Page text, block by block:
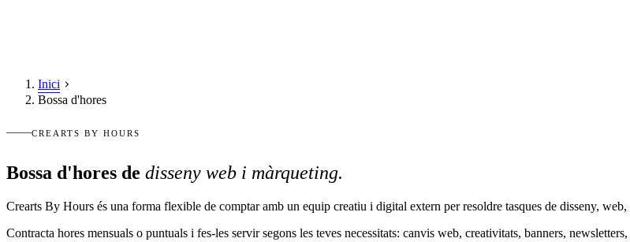
Inici
Bossa d'hores
CREARTS BY HOURS
Bossa d'hores de disseny web i màrqueting.
Crearts By Hours és una forma flexible de comptar amb un equip creatiu i digital extern per resoldre tasques de disseny,
Contracta hores mensuals o puntuals i fes-les servir segons les teves necessitats: canvis web, creativitats, banners,